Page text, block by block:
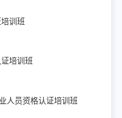
训班
培训班
人员资格认证培训班